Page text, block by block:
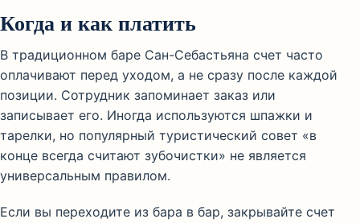
Когда и как платить
В традиционном баре Сан-Себастьяна счет часто
оплачивают перед уходом, а не сразу после каждой
позиции. Сотрудник запоминает заказ или
записывает его. Иногда используются шпажки и
тарелки, но популярный туристический совет «в
конце всегда считают зубочистки» не является
универсальным правилом.
Если вы переходите из бара в бар, закрывайте счет